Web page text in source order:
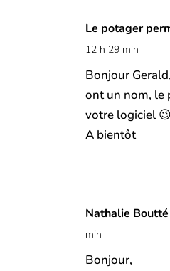
Le potager
12 h 29 min
Bonjour
ont un nom, le
votre logiciel 😉
A bientôt
Nathalie Boutté
min
Bonjour,